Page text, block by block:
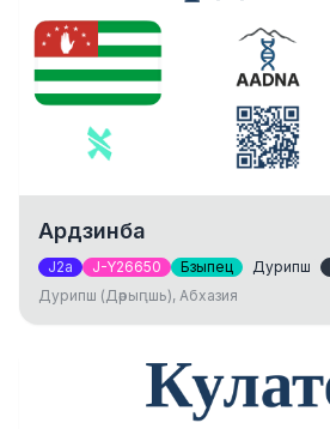
Ардзинба
J2a J-Y26650 Бзыпец Дурипш
Дурипш (Дәрыԥшь), Абхазия